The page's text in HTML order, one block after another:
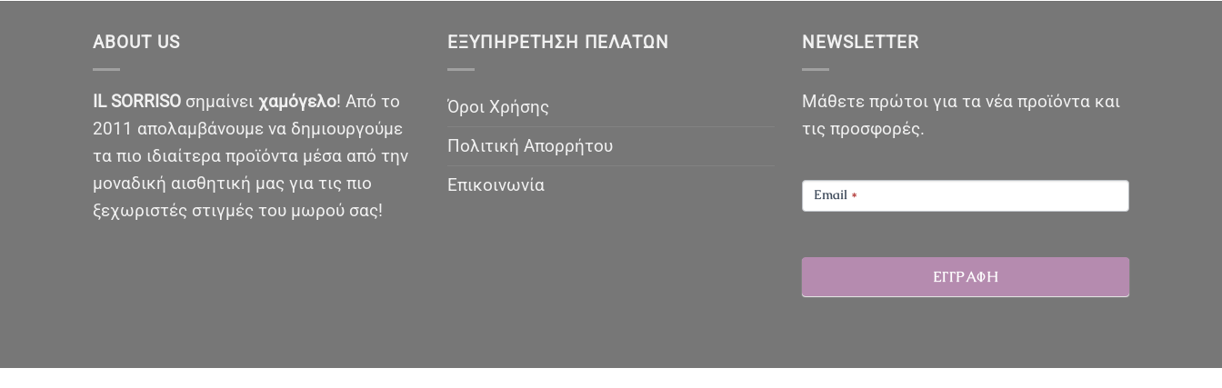
ABOUT US
IL SORRISO σημαίνει χαμόγελο! Από το
2011 απολαμβάνουμε να δημιουργούμε
τα πιο ιδιαίτερα προϊόντα μέσα από την
μοναδική αισθητική μας για τις πιο
ξεχωριστές στιγμές του μωρού σας!
ΕΞΥΠΗΡΈΤΗΣΗ ΠΕΛΑΤΏΝ
Όροι Χρήσης
Πολιτική Απορρήτου
Επικοινωνία
NEWSLETTER
Μάθετε πρώτοι για τα νέα προϊόντα και
τις προσφορές.
NEWSLETTER
Email *
ΕΓΓΡΑΦΗ